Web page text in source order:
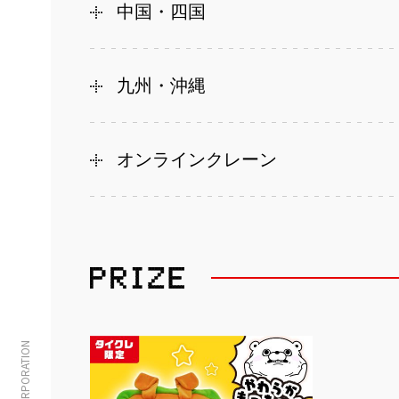
中国・四国
九州・沖縄
オンラインクレーン